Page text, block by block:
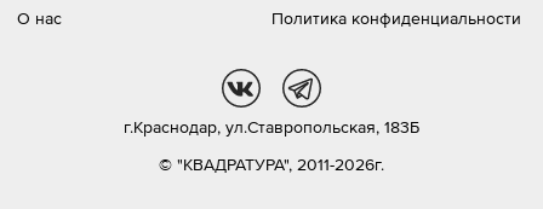
О нас
Политика конфиденциальности
© "КВАДРАТУРА", 2011-2026г.
г.Краснодар, ул.Ставропольская, 183Б
vk